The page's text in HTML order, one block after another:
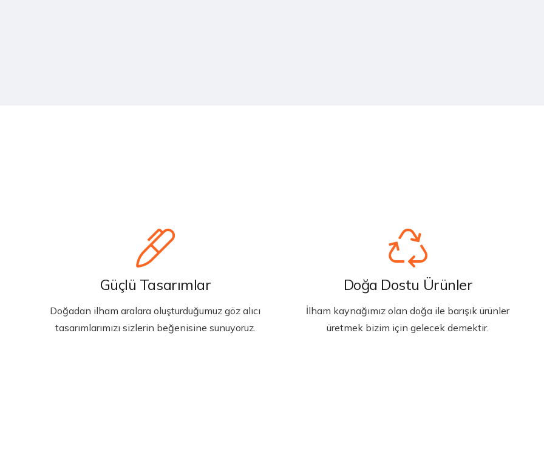
Güçlü Tasarımlar
Doğadan ilham aralara oluşturduğumuz göz alıcı
tasarımlarımızı sizlerin beğenisine sunuyoruz.
Doğa Dostu Ürünler
İlham kaynağımız olan doğa ile barışık ürünler
üretmek bizim için gelecek demektir.